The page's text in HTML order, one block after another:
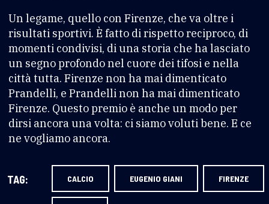
Un legame, quello con Firenze, che va oltre i
risultati sportivi. È fatto di rispetto reciproco, di
momenti condivisi, di una storia che ha lasciato
un segno profondo nel cuore dei tifosi e nella
città tutta. Firenze non ha mai dimenticato
Prandelli, e Prandelli non ha mai dimenticato
Firenze. Questo premio è anche un modo per
dirsi ancora una volta: ci siamo voluti bene. E ce
ne vogliamo ancora.
TAG: CALCIO EUGENIO GIANI FIRENZE